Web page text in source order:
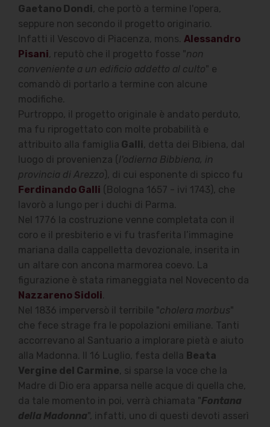
Gaetano Dondi, che portò a termine l'opera,
seppure non secondo il progetto originario.
Infatti il Vescovo di Piacenza, mons. Alessandro
Pisani, reputò che il progetto fosse "non
conveniente a un edificio addetto al culto" e
comandò di portarlo a termine con alcune
modifiche.
Purtroppo, il progetto originale è andato perduto,
ma fu riprogettato con molte probabilità e
attribuito alla famiglia Galli, detta dei Bibiena, dal
luogo di provenienza ( l'odierna Bibbiena, in
provincia di Arezzo), di cui esponente di spicco fu
Ferdinando Galli (Bologna 1657 - ivi 1743), che
lavorò a lungo per i duchi di Parma.
Nel 1776 la costruzione venne completata con il
coro e il presbiterio e vi fu trasferita l’immagine
mariana dalla cappelletta devozionale, inserita in
un altare con ancona marmorea coevo. La
figurazione è stata rimaneggiata nel Novecento da
Nazzareno Sidoli.
Nel 1836 imperversò il terribile "cholera morbus"
che fece strage fra le popolazioni emiliane. Tanti
accorrevano al Santuario a implorare pietà e aiuto
alla Madonna. Il 16 Luglio, festa della Beata
Vergine del Carmine, si sparse la voce che la
Madre di Dio era apparsa nelle acque di quella che,
da tale momento in poi, verrà chiamata "Fontana
della Madonna", infatti, uno di questi devoti asserì